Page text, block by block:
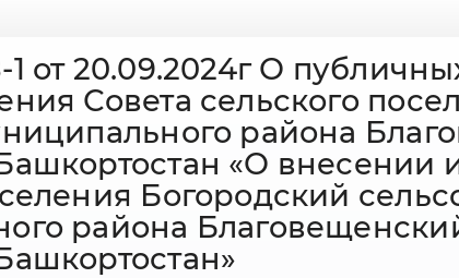
от 20.09.2024г О
Совета сельского
района
«О внесении
Богородский
района